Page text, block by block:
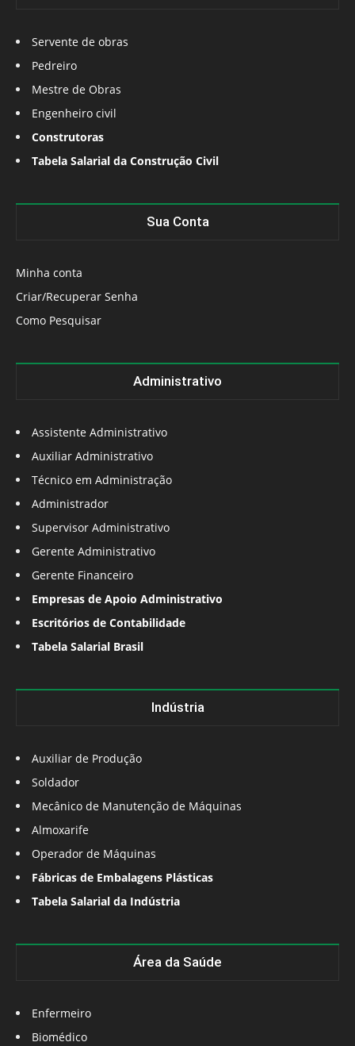
Servente de obras
Pedreiro
Mestre de Obras
Engenheiro civil
Construtoras
Tabela Salarial da Construção Civil
Sua Conta
Minha conta
Criar/Recuperar Senha
Como Pesquisar
Administrativo
Assistente Administrativo
Auxiliar Administrativo
Técnico em Administração
Administrador
Supervisor Administrativo
Gerente Administrativo
Gerente Financeiro
Empresas de Apoio Administrativo
Escritórios de Contabilidade
Tabela Salarial Brasil
Indústria
Auxiliar de Produção
Soldador
Mecânico de Manutenção de Máquinas
Almoxarife
Operador de Máquinas
Fábricas de Embalagens Plásticas
Tabela Salarial da Indústria
Área da Saúde
Enfermeiro
Biomédico